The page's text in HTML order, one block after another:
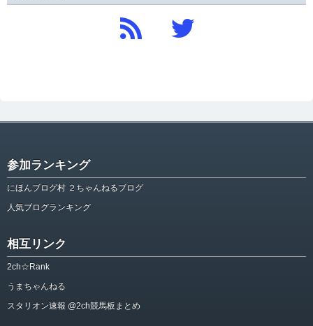
参加ランキング
にほんブログ村 ２ちゃんねるブログ
人気ブログランキング
相互リンク
2ch☆Rank
うまちゃんねる
スタリオン速報 @2ch競馬板まとめ